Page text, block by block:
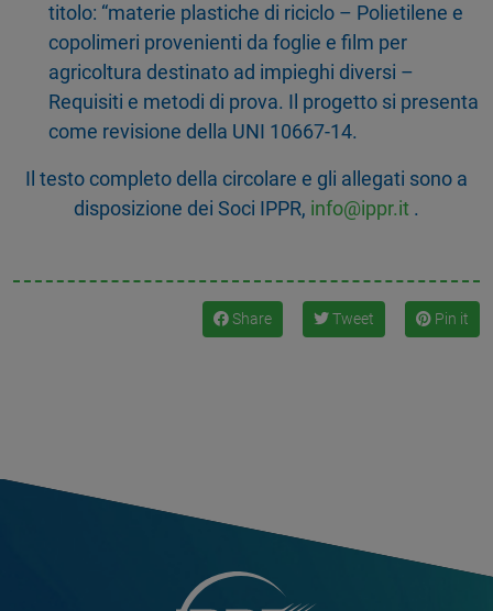
titolo: “materie plastiche di riciclo – Polietilene e
copolimeri provenienti da foglie e film per
agricoltura destinato ad impieghi diversi –
Requisiti e metodi di prova. Il progetto si presenta
come revisione della UNI 10667-14.
Il testo completo della circolare e gli allegati sono a
disposizione dei Soci IPPR, info@ippr.it .
Share Tweet Pin it